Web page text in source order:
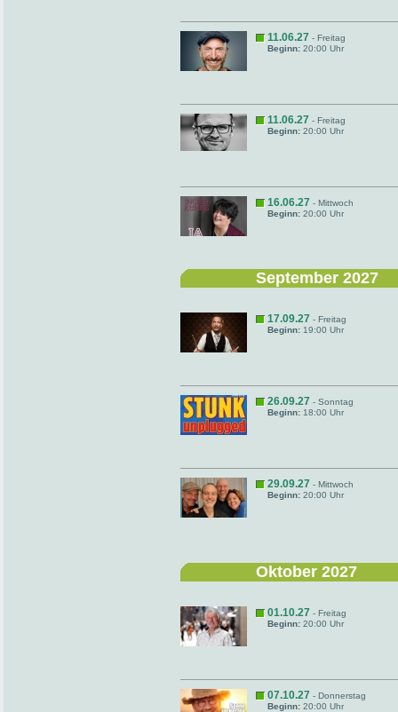
11.06.27 - Freitag
Beginn: 20:00 Uhr
11.06.27 - Freitag
Beginn: 20:00 Uhr
16.06.27 - Mittwoch
Beginn: 20:00 Uhr
September 2027
17.09.27 - Freitag
Beginn: 19:00 Uhr
26.09.27 - Sonntag
Beginn: 18:00 Uhr
29.09.27 - Mittwoch
Beginn: 20:00 Uhr
Oktober 2027
01.10.27 - Freitag
Beginn: 20:00 Uhr
07.10.27 - Donnerstag
Beginn: 20:00 Uhr